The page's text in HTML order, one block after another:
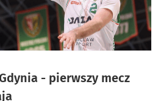
- pierwszy mecz